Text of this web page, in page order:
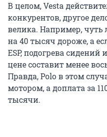
В целом, Vesta
конкурентов, другое
велика. Например,
на 40 тысяч дороже, а
ESP, подогрева
цене составит менее
Правда, Polo в этом
мотором, а доплата за
тысячи.